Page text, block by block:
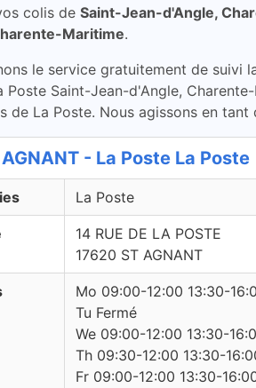
colis de Saint-Jean-d'Angle,
Maritime.
le service gratuitement de suivi
Poste Saint-Jean-d'Angle,
de La Poste. Nous agissons en
- La Poste La Poste
La Poste
14 RUE DE LA POSTE
17620 ST AGNANT
Mo 09:00-12:00 13:30-
Tu Fermé
We 09:00-12:00 13:30-
Th 09:30-12:00 13:30-
Fr 09:00-12:00 13:30-